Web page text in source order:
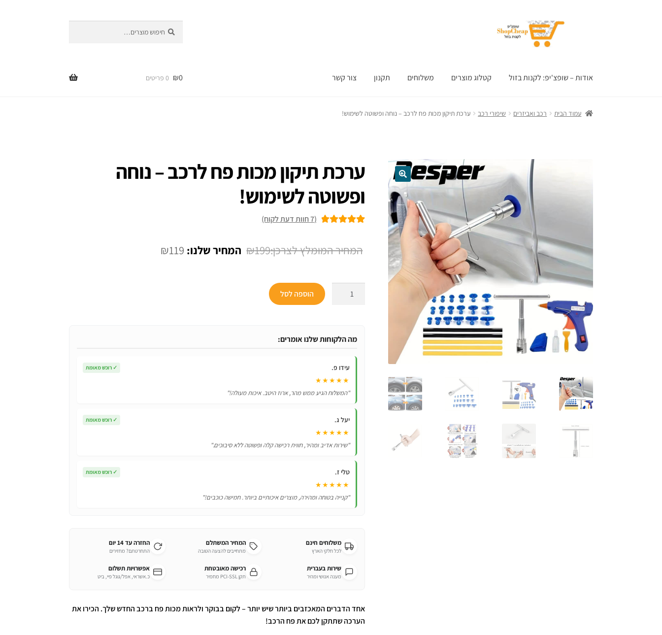
עבור:
אודות – שופצ'יפ: לקנות בזול קטלוג מוצרים משלוחים תקנון צור קשר ₪0 0 פריטים
עמוד הבית רכב ואביזרים שיפורי רכב ערכת תיקון מכות פח לרכב – נוחה ופשוטה לשימוש!
ערכת תיקון מכות פח לרכב – נוחה
ופשוטה לשימוש!
עלדירוגים של
(
7חוות דעת לקוח)
₪199
המחיר
₪119 המחיר
מכות
לרכב
ופשוטה
לשימוש!
הוספה לסל
מה הלקוחות שלנו אומרים:
עידו פ. ✓ רוכש מאומת
★★★★★
"המשלוח הגיע ממש מהר, ארוז היטב. איכות מעולה!"
יעל ג. ✓ רוכש מאומת
★★★★★
"שירות אדיב ומהיר, חווית רכישה קלה ופשוטה ללא סיבוכים."
טלי ז. ✓ רוכש מאומת
★★★★★
"קנייה בטוחה ומהירה, מוצרים איכותיים ביותר. חמישה כוכבים!"
משלוחים חינם
לכל חלקי הארץ
המחיר המשתלם
מתחייבים להצעה הטובה
החזרה עד 14 יום
התחרטתם? מחזירים
שירות בעברית
מענה אנושי ומהיר
רכישה מאובטחת
תקן PCI-SSL מחמיר
אפשרויות תשלום
כ.אשראי, אפל/גוגל פיי, ביט
אחד הדברים המאכזבים ביותר שיש יותר – לקום בבוקר ולראות מכות פח ברכב החדש שלך. הכירו את
הערכה שתתקן לכם את פח הרכב!